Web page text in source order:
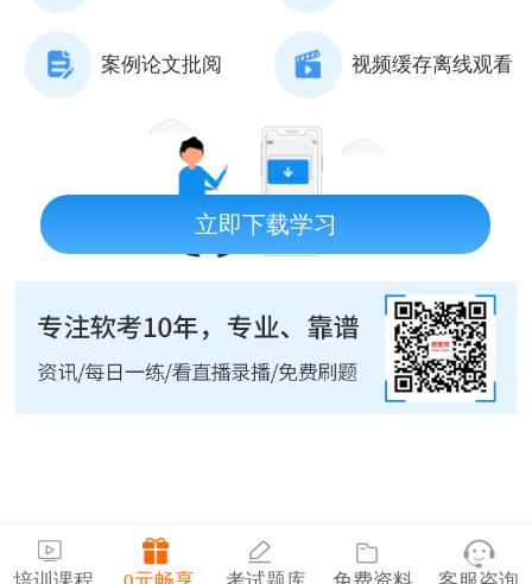
案例论文批阅 视频缓存离线观看
立即下载学习